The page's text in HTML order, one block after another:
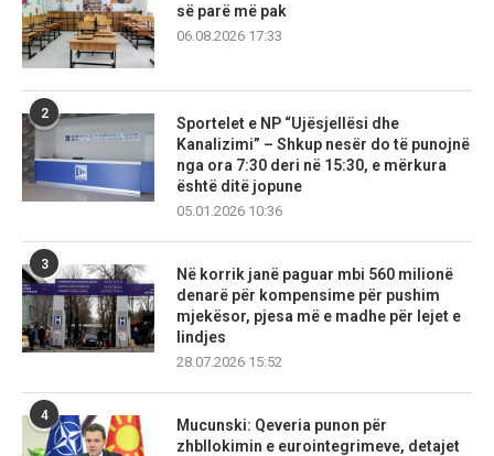
së parë më pak
06.08.2026 17:33
2
Sportelet e NP “Ujësjellësi dhe
Kanalizimi” – Shkup nesër do të punojnë
nga ora 7:30 deri në 15:30, e mërkura
është ditë jopune
05.01.2026 10:36
3
Në korrik janë paguar mbi 560 milionë
denarë për kompensime për pushim
mjekësor, pjesa më e madhe për lejet e
lindjes
28.07.2026 15:52
4
Mucunski: Qeveria punon për
zhbllokimin e eurointegrimeve, detajet